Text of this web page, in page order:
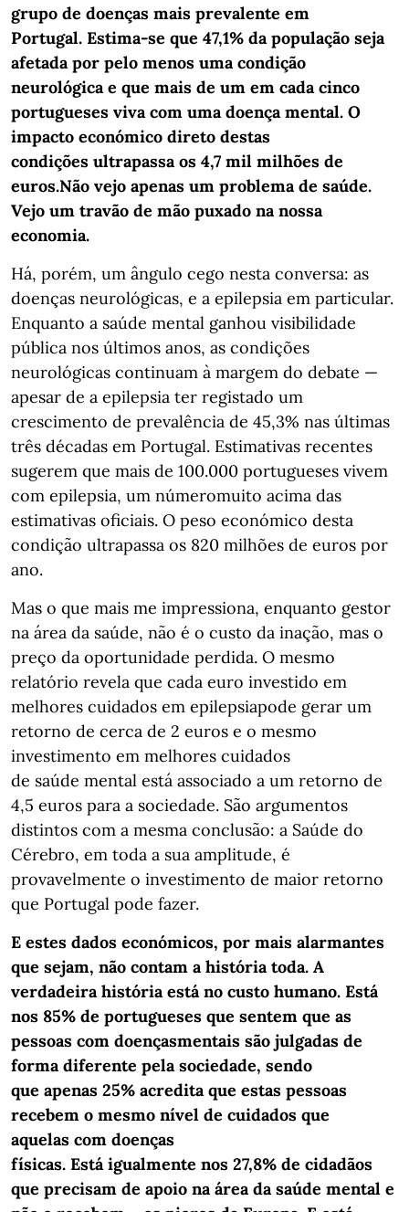
grupo de doenças mais prevalente em
Portugal. Estima-se que 47,1% da população seja
afetada por pelo menos uma condição
neurológica e que mais de um em cada cinco
portugueses viva com uma doença mental. O
impacto económico direto destas
condições ultrapassa os 4,7 mil milhões de
euros.Não vejo apenas um problema de saúde.
Vejo um travão de mão puxado na nossa
economia.
Há, porém, um ângulo cego nesta conversa: as
doenças neurológicas, e a epilepsia em particular.
Enquanto a saúde mental ganhou visibilidade
pública nos últimos anos, as condições
neurológicas continuam à margem do debate —
apesar de a epilepsia ter registado um
crescimento de prevalência de 45,3% nas últimas
três décadas em Portugal. Estimativas recentes
sugerem que mais de 100.000 portugueses vivem
com epilepsia, um númeromuito acima das
estimativas oficiais. O peso económico desta
condição ultrapassa os 820 milhões de euros por
ano.
Mas o que mais me impressiona, enquanto gestor
na área da saúde, não é o custo da inação, mas o
preço da oportunidade perdida. O mesmo
relatório revela que cada euro investido em
melhores cuidados em epilepsiapode gerar um
retorno de cerca de 2 euros e o mesmo
investimento em melhores cuidados
de saúde mental está associado a um retorno de
4,5 euros para a sociedade. São argumentos
distintos com a mesma conclusão: a Saúde do
Cérebro, em toda a sua amplitude, é
provavelmente o investimento de maior retorno
que Portugal pode fazer.
E estes dados económicos, por mais alarmantes
que sejam, não contam a história toda. A
verdadeira história está no custo humano. Está
nos 85% de portugueses que sentem que as
pessoas com doençasmentais são julgadas de
forma diferente pela sociedade, sendo
que apenas 25% acredita que estas pessoas
recebem o mesmo nível de cuidados que
aquelas com doenças
físicas. Está igualmente nos 27,8% de cidadãos
que precisam de apoio na área da saúde mental e